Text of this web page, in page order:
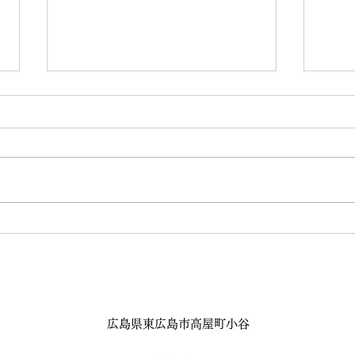
広島県東広島市高屋町小谷